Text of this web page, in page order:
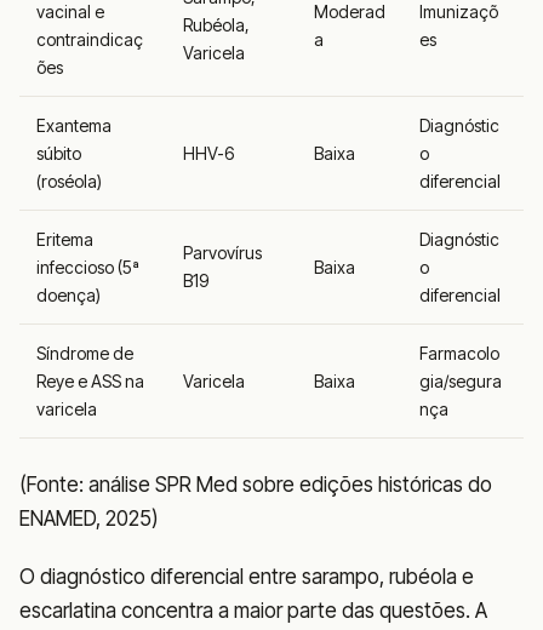
vacinal e
contraindicaç
ões
Rubéola,
Varicela
Moderad
a
Imunizaçõ
es
Exantema
súbito
(roséola)
HHV-6 Baixa
Diagnóstic
o
diferencial
Eritema
infeccioso (5ª
doença)
Parvovírus
B19
Baixa
Diagnóstic
o
diferencial
Síndrome de
Reye e ASS na
varicela
Varicela Baixa
Farmacolo
gia/segura
nça
(Fonte: análise SPR Med sobre edições históricas do
ENAMED, 2025)
O diagnóstico diferencial entre sarampo, rubéola e
escarlatina concentra a maior parte das questões. A